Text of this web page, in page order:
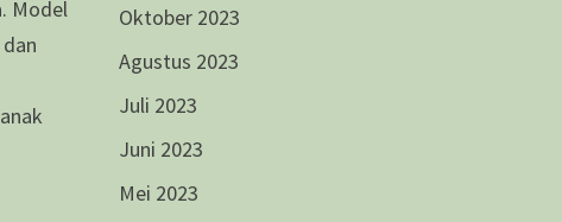
Model
Oktober 2023
Agustus 2023
Juli 2023
Juni 2023
Mei 2023